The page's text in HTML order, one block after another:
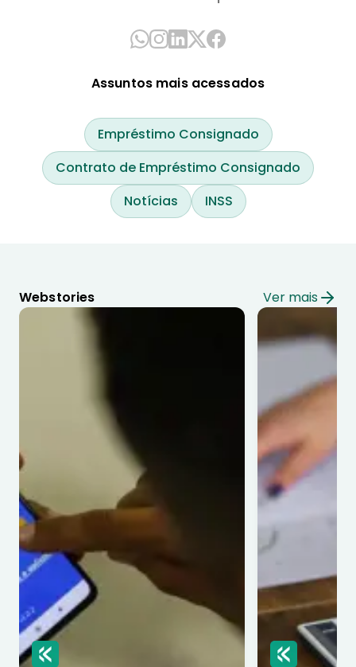
Assuntos mais acessados
Empréstimo Consignado
Contrato de Empréstimo Consignado
Notícias
INSS
Webstories Ver mais